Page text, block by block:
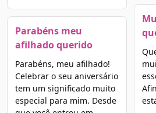
Parabéns meu
afilhado querido
Parabéns, meu afilhado!
Celebrar o seu aniversário
tem um significado muito
especial para mim. Desde